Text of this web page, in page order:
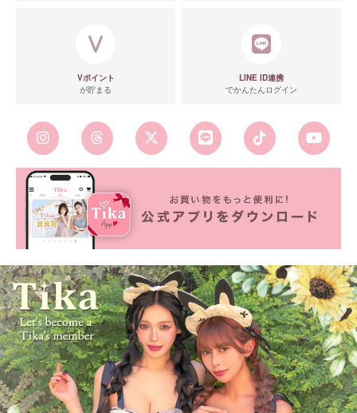
Vポイント
が貯まる
LINE ID連携
でかんたんログイン